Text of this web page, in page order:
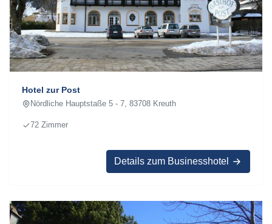
Hotel zur Post
Nördliche Hauptstaße 5 - 7, 83708 Kreuth
72 Zimmer
Details zum Businesshotel